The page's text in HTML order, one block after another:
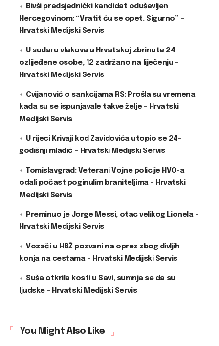
Bivši predsjednički kandidat oduševljen
Hercegovinom: “Vratit ću se opet. Sigurno” –
Hrvatski Medijski Servis
U sudaru vlakova u Hrvatskoj zbrinute 24
ozlijeđene osobe, 12 zadržano na liječenju –
Hrvatski Medijski Servis
Cvijanović o sankcijama RS: Prošla su vremena
kada su se ispunjavale takve želje – Hrvatski
Medijski Servis
U rijeci Krivaji kod Zavidovića utopio se 24-
godišnji mladić – Hrvatski Medijski Servis
Tomislavgrad: Veterani Vojne policije HVO-a
odali počast poginulim braniteljima – Hrvatski
Medijski Servis
Preminuo je Jorge Messi, otac velikog Lionela –
Hrvatski Medijski Servis
Vozači u HBŽ pozvani na oprez zbog divljih
konja na cestama – Hrvatski Medijski Servis
Suša otkrila kosti u Savi, sumnja se da su
ljudske – Hrvatski Medijski Servis
You Might Also Like